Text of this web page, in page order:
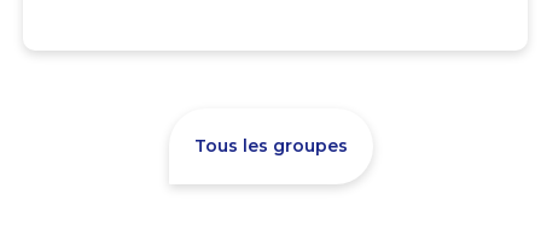
Tous les groupes